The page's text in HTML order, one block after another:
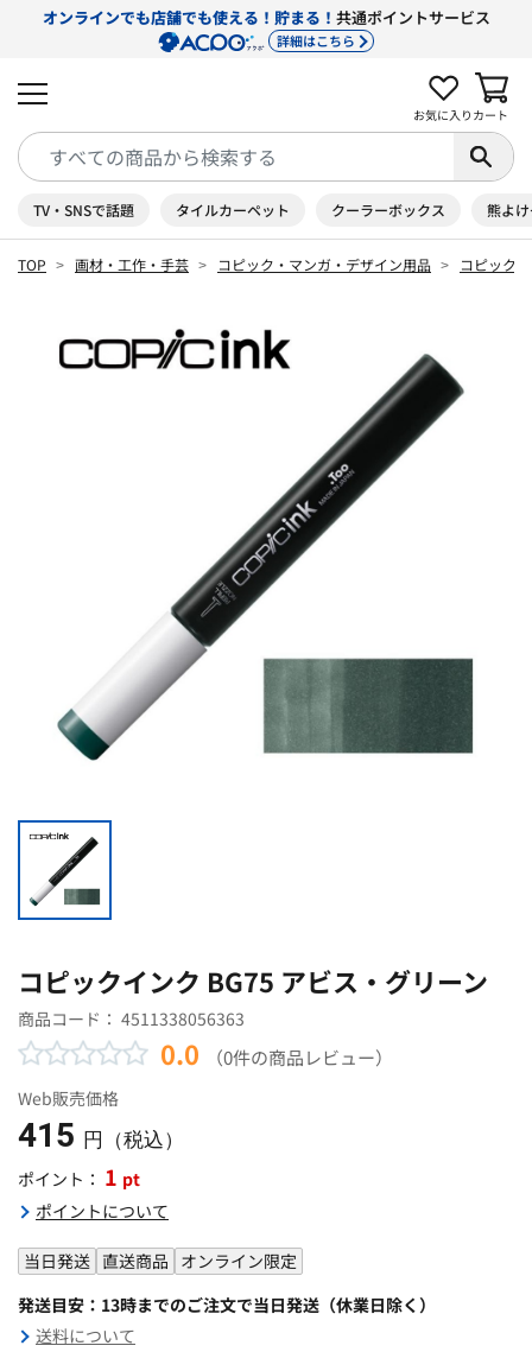
オンラインでも店舗でも使える！貯まる！ 共通ポイントサービス
詳細はこちら
お気に入り カート
TV・SNSで話題 タイルカーペット クーラーボックス 熊よ
TOP 画材・工作・手芸 コピック・マンガ・デザイン用品 コピック
コピックインク BG75 アビス・グリーン
商品コード： 4511338056363
0.0 （0件の商品レビュー）
Web販売価格
415 円（税込）
ポイント： 1 pt
ポイントについて
当日発送 直送商品 オンライン限定
発送目安：13時までのご注文で当日発送（休業日除く）
送料について